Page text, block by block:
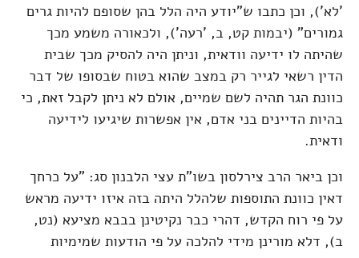
'לא'), וכן כתבו ש"יודע היה הלל בהן שסופם להיות גרים
גמורים" (יבמות קט, ב, 'רעה'), ולכאורה משמע מכך
שהיתה לו ידיעה וודאית, וניתן היה להסיק מכך שבית
הדין רשאי לגייר רק במצב שהוא בטוח שבסופו של דבר
כוונת הגר תהיה לשם שמיים, אולם לא ניתן לקבל זאת, כי
בהיות הדיינים בני אדם, אין אפשרות שיגיעו לידיעה
ודאית.
וכן ביאר הרב צירלסון בשו"ת עצי הלבנון סג: "על כרחך
דאין כוונת התוספות שלהלל היתה בזה איזו ידיעה מראש
על פי רוח הקדש, דהרי כבר נקיטינן בבבא מציעא (נט,
ב), דלא מורינן מידי להלכה על פי הודעות שמימיות